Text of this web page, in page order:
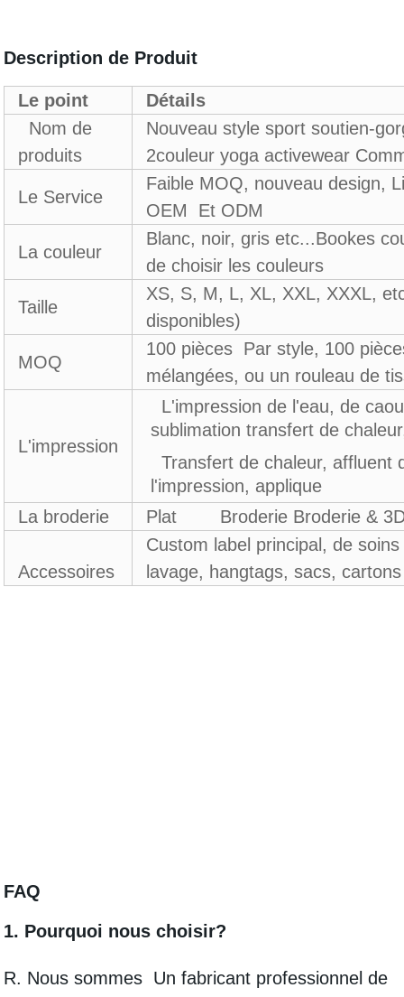
Description de Produit
Le point
Détails
Nom de
produits
Nouveau style sport soutien-
2couleur yoga activewear
Le Service
Faible MOQ, nouveau design,
OEM Et ODM
La couleur
Blanc, noir, gris etc...Bookes
de choisir les couleurs
Taille
XS, S, M, L, XL, XXL, XXXL,
disponibles)
MOQ
100 pièces Par style, 100
mélangées, ou un rouleau de
L'impression
L'impression de l'eau, de
sublimation transfert de
Transfert de chaleur, affluent
l'impression, applique
La broderie
Plat Broderie Broderie &
Accessoires
Custom label principal, de
lavage, hangtags, sacs,
FAQ
1. Pourquoi nous choisir?
R. Nous sommes Un fabricant professionnel de